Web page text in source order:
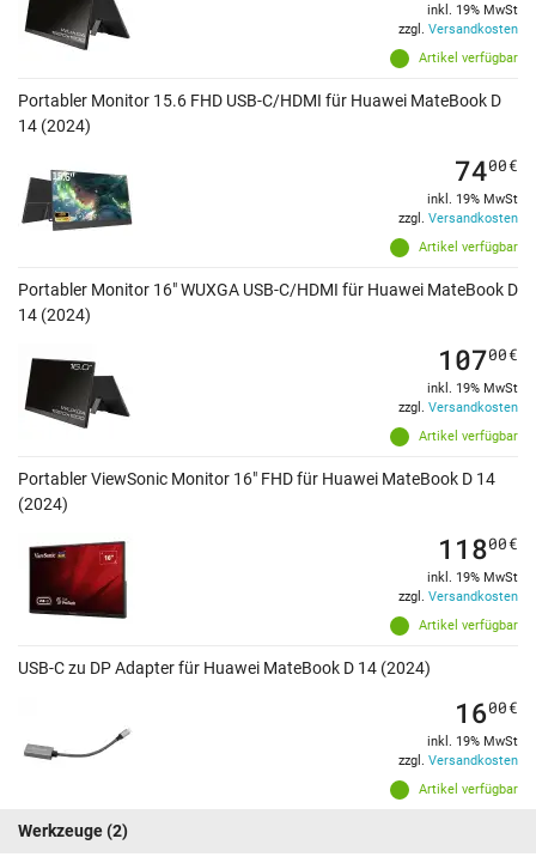
Artikel verfügbar
inkl. 19% MwSt
zzgl. Versandkosten
Portabler Monitor 15.6 FHD USB-C/HDMI für Huawei MateBook D
14 (2024)
Artikel verfügbar
7400€
inkl. 19% MwSt
zzgl. Versandkosten
Portabler Monitor 16" WUXGA USB-C/HDMI für Huawei MateBook D
14 (2024)
Artikel verfügbar
10700€
inkl. 19% MwSt
zzgl. Versandkosten
Portabler ViewSonic Monitor 16" FHD für Huawei MateBook D 14
(2024)
Artikel verfügbar
11800€
inkl. 19% MwSt
zzgl. Versandkosten
USB-C zu DP Adapter für Huawei MateBook D 14 (2024)
Artikel verfügbar
1600€
inkl. 19% MwSt
zzgl. Versandkosten
Werkzeuge(2)